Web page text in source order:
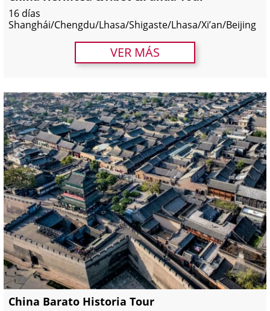
16 días
Shanghái/Chengdu/Lhasa/Shigaste/Lhasa/Xi’an/Beijing
VER MÁS
China Barato Historia Tour